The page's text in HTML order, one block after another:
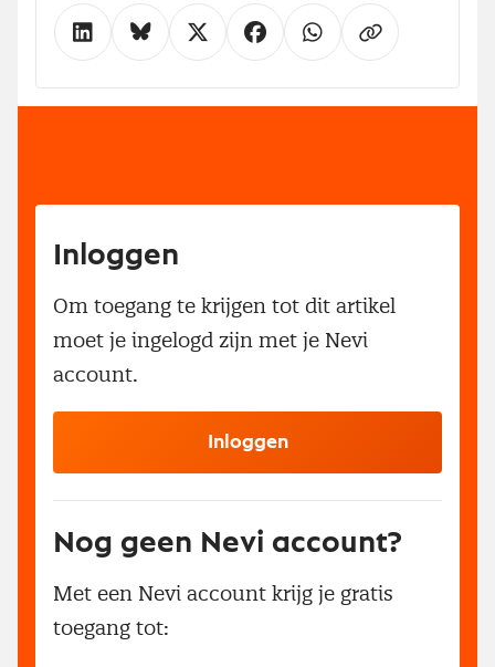
Inloggen
Om toegang te krijgen tot dit artikel
moet je ingelogd zijn met je Nevi
account.
Inloggen
Nog geen Nevi account?
Met een Nevi account krijg je gratis
toegang tot: